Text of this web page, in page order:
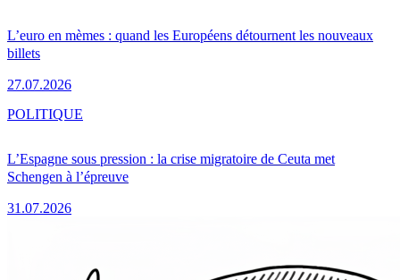
L’euro en mèmes : quand les Européens détournent les nouveaux
billets
27.07.2026
L’Espagne sous pression : la crise migratoire de Ceuta met
Schengen à l’épreuve
31.07.2026
POLITIQUE